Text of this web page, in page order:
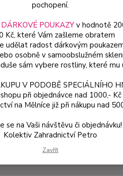
pochopení.
DÁRKOVÉ POUKAZYv hodnotě
Kč, které Vám zašleme obratem
udělat radost dárkovým
osobně v samoobslužném
sám vybere rostliny, které mu
V PODOBĚ SPECIÁLNÍHO
při objednávce nad 1000,- Kč
na Mělníce již při nákupu nad
se na Vaši návštěvu či objednávku!
Kolektiv Zahradnictví Petro
Zavřít